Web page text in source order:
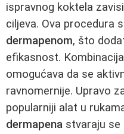
ispravnog koktela
ciljeva. Ova procedura
dermapenom, što
efikasnost.
omogućava da se
ravnomernije. Upravo
popularniji alat u
dermapena stvaraju se